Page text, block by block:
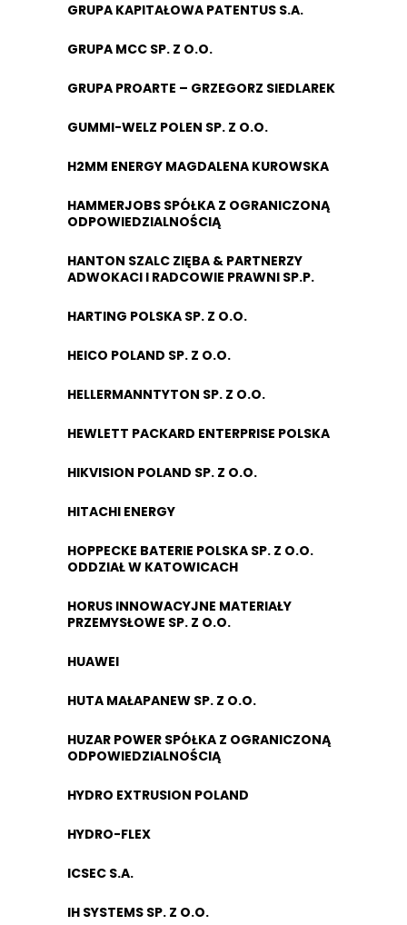
GRUPA KAPITAŁOWA PATENTUS S.A.
GRUPA MCC SP. Z O.O.
GRUPA PROARTE – GRZEGORZ SIEDLAREK
GUMMI-WELZ POLEN SP. Z O.O.
H2MM ENERGY MAGDALENA KUROWSKA
HAMMERJOBS SPÓŁKA Z OGRANICZONĄ
ODPOWIEDZIALNOŚCIĄ
HANTON SZALC ZIĘBA & PARTNERZY
ADWOKACI I RADCOWIE PRAWNI SP.P.
HARTING POLSKA SP. Z O.O.
HEICO POLAND SP. Z O.O.
HELLERMANNTYTON SP. Z O.O.
HEWLETT PACKARD ENTERPRISE POLSKA
HIKVISION POLAND SP. Z O.O.
HITACHI ENERGY
HOPPECKE BATERIE POLSKA SP. Z O.O.
ODDZIAŁ W KATOWICACH
HORUS INNOWACYJNE MATERIAŁY
PRZEMYSŁOWE SP. Z O.O.
HUAWEI
HUTA MAŁAPANEW SP. Z O.O.
HUZAR POWER SPÓŁKA Z OGRANICZONĄ
ODPOWIEDZIALNOŚCIĄ
HYDRO EXTRUSION POLAND
HYDRO-FLEX
ICSEC S.A.
IH SYSTEMS SP. Z O.O.